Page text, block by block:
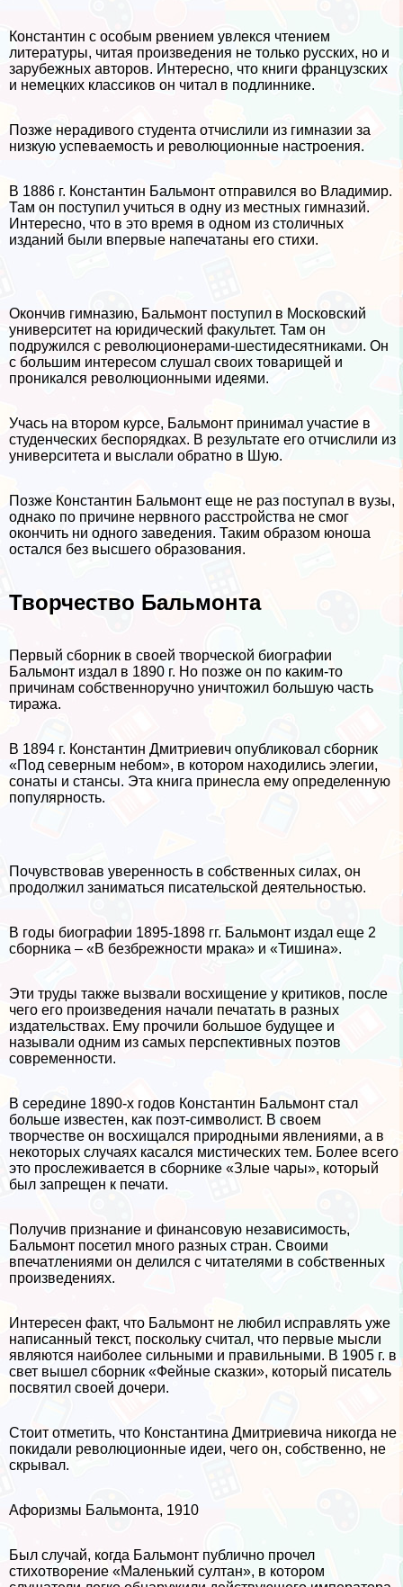
Константин с особым рвением увлекся чтением
литературы, читая произведения не только русских, но и
зарубежных авторов. Интересно, что книги французских
и немецких классиков он читал в подлиннике.
Позже нерадивого студента отчислили из гимназии за
низкую успеваемость и революционные настроения.
В 1886 г. Константин Бальмонт отправился во Владимир.
Там он поступил учиться в одну из местных гимназий.
Интересно, что в это время в одном из столичных
изданий были впервые напечатаны его стихи.
Окончив гимназию, Бальмонт поступил в Московский
университет на юридический факультет. Там он
подружился с революционерами-шестидесятниками. Он
с большим интересом слушал своих товарищей и
проникался революционными идеями.
Учась на втором курсе, Бальмонт принимал участие в
студенческих беспорядках. В результате его отчислили из
университета и выслали обратно в Шую.
Позже Константин Бальмонт еще не раз поступал в вузы,
однако по причине нервного расстройства не смог
окончить ни одного заведения. Таким образом юноша
остался без высшего образования.
Творчество Бальмонта
Первый сборник в своей творческой биографии
Бальмонт издал в 1890 г. Но позже он по каким-то
причинам собственноручно уничтожил большую часть
тиража.
В 1894 г. Константин Дмитриевич опубликовал сборник
«Под северным небом», в котором находились элегии,
сонаты и стансы. Эта книга принесла ему определенную
популярность.
Почувствовав уверенность в собственных силах, он
продолжил заниматься писательской деятельностью.
В годы биографии 1895-1898 гг. Бальмонт издал еще 2
сборника – «В безбрежности мpaка» и «Тишина».
Эти труды также вызвали восхищение у критиков, после
чего его произведения начали печатать в разных
издательствах. Ему прочили большое будущее и
называли одним из самых перспективных поэтов
современности.
В середине 1890-х годов Константин Бальмонт стал
больше известен, как поэт-символист. В своем
творчестве он восхищался природными явлениями, а в
некоторых случаях касался мистических тем. Более всего
это прослеживается в сборнике «Злые чары», который
был запрещен к печати.
Получив признание и финансовую независимость,
Бальмонт посетил много разных стран. Своими
впечатлениями он делился с читателями в собственных
произведениях.
Интересен факт, что Бальмонт не любил исправлять уже
написанный текст, поскольку считал, что первые мысли
являются наиболее сильными и правильными. В 1905 г. в
свет вышел сборник «Фейные сказки», который писатель
посвятил своей дочери.
Стоит отметить, что Константина Дмитриевича никогда не
покидали революционные идеи, чего он, собственно, не
скрывал.
Афоризмы Бальмонта, 1910
Был случай, когда Бальмонт публично прочел
стихотворение «Маленький султан», в котором